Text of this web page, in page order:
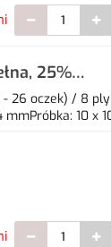
25%
- 26 oczek) / 8
10 x